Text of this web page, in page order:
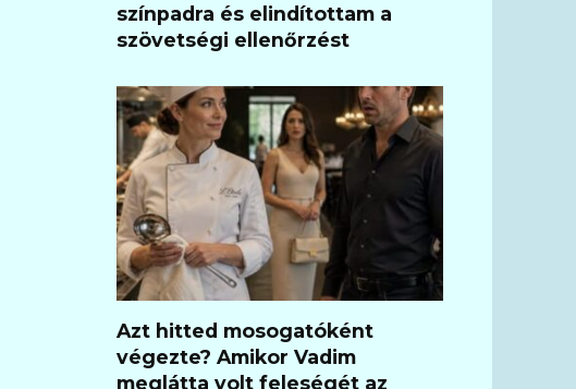
színpadra és elindítottam a
szövetségi ellenőrzést
Azt hitted mosogatóként
végezte? Amikor Vadim
meglátta volt feleségét az